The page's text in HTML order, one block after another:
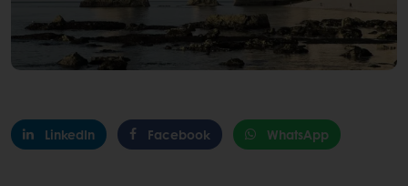
LinkedIn Facebook WhatsApp